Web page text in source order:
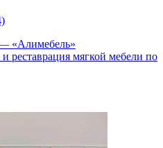
«Алимебель»
реставрация мягкой мебели по